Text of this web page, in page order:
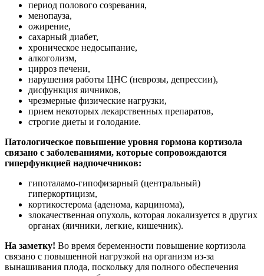
период полового созревания,
менопауза,
ожирение,
сахарный диабет,
хроническое недосыпание,
алкоголизм,
цирроз печени,
нарушения работы ЦНС (неврозы, депрессии),
дисфункция яичников,
чрезмерные физические нагрузки,
прием некоторых лекарственных препаратов,
строгие диеты и голодание.
Патологическое повышение уровня гормона кортизола
связано с заболеваниями, которые сопровождаются
гиперфункцией надпочечников:
гипоталамо-гипофизарный (центральный)
гиперкортицизм,
кортикостерома (аденома, карцинома),
злокачественная опухоль, которая локализуется в других
органах (яичники, легкие, кишечник).
На заметку! Во время беременности повышение кортизола
связано с повышенной нагрузкой на организм из-за
вынашивания плода, поскольку для полного обеспечения